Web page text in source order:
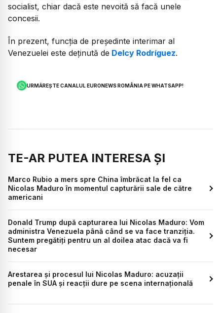
socialist, chiar dacă este nevoită să facă unele
concesii.
În prezent, funcția de președinte interimar al
Venezuelei este deținută de Delcy Rodríguez.
URMĂREȘTE CANALUL EURONEWS ROMÂNIA PE WHATSAPP!
TE-AR PUTEA INTERESA ȘI
Marco Rubio a mers spre China îmbrăcat la fel ca
Nicolas Maduro în momentul capturării sale de către
americani
Donald Trump după capturarea lui Nicolas Maduro: Vom
administra Venezuela până când se va face tranziția.
Suntem pregătiți pentru un al doilea atac dacă va fi
necesar
Arestarea și procesul lui Nicolas Maduro: acuzații
penale în SUA și reacții dure pe scena internațională